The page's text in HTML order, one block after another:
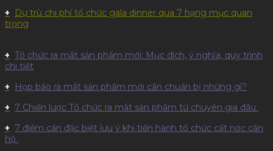
Dự trù chi phí tổ chức gala dinner qua 7 hạng mục quan
trọng
Tổ chức ra mắt sản phẩm mới: Mục đích, ý nghĩa, quy trình
chi tiết
Họp báo ra mắt sản phẩm mới cần chuẩn bị những gì?
7 Chiến lược Tổ chức ra mắt sản phẩm từ chuyên gia đầu
7 điểm cần đặc biệt lưu ý khi tiến hành tổ chức cất nóc căn
hộ